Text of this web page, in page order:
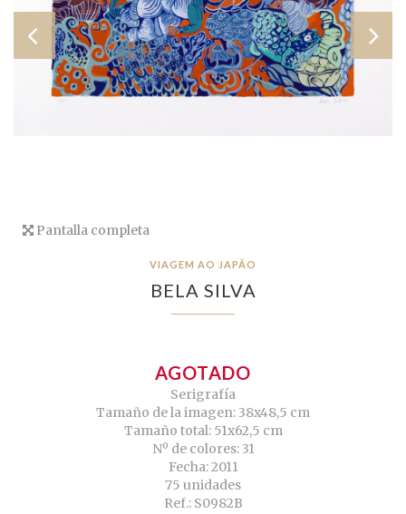
Pantalla completa
VIAGEM AO JAPÃO
BELA SILVA
AGOTADO
Serigrafía
Tamaño de la imagen: 38x48,5 cm
Tamaño total: 51x62,5 cm
Nº de colores: 31
Fecha: 2011
75 unidades
Ref.: S0982B